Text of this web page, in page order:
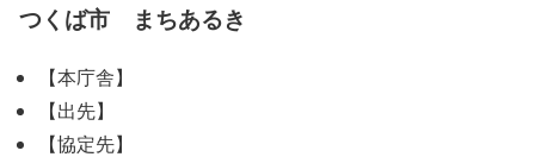
つくば市 まちあるき
【本庁舎】
【出先】
【協定先】